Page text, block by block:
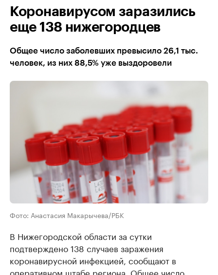
Коронавирусом заразились
еще 138 нижегородцев
Общее число заболевших превысило 26,1 тыс.
человек, из них 88,5% уже выздоровели
Фото: Анастасия Макарычева/РБК
В Нижегородской области за сутки
подтверждено 138 случаев заражения
коронавирусной инфекцией, сообщают в
оперативном штабе региона. Общее число